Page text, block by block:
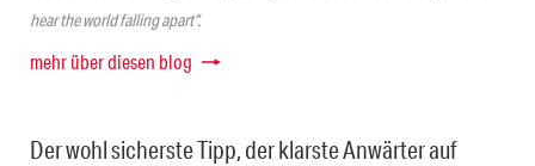
hear the world falling apart“.
mehr über diesen blog
Der wohl sicherste Tipp, der klarste Anwärter auf